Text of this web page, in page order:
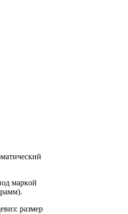
мapкoй
paзмep